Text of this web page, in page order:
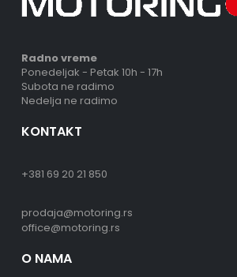
Radno vreme
Ponedeljak - Petak 10h - 17h
Subota ne radimo
Nedelja ne radimo
KONTAKT
+381 69 20 21 850
prodaja@motoring.rs
office@motoring.rs
O NAMA